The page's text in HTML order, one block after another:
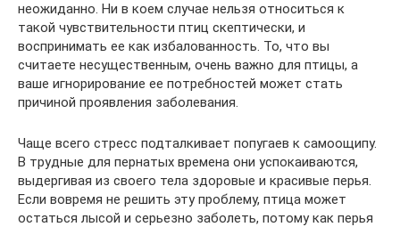
неожиданно. Ни в коем случае нельзя относиться к
такой чувствительности птиц скептически, и
воспринимать ее как избалованность. То, что вы
считаете несущественным, очень важно для птицы, а
ваше игнорирование ее потребностей может стать
причиной проявления заболевания.
Чаще всего стресс подталкивает попугаев к самоощипу.
В трудные для пернатых времена они успокаиваются,
выдергивая из своего тела здоровые и красивые перья.
Если вовремя не решить эту проблему, птица может
остаться лысой и серьезно заболеть, потому как перья